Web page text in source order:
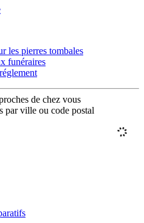
les pierres tombales
funéraires
de chez vous
par ville ou code postal